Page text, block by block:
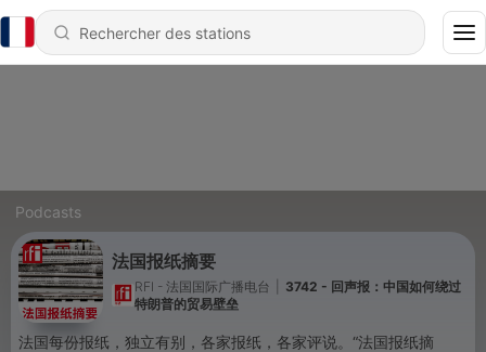
Podcasts
法国报纸摘要
RFI - 法国国际广播电台
3742 - 回声报：中国如何绕过
特朗普的贸易壁垒
法国每份报纸，独立有别，各家报纸，各家评说。“法国报纸摘